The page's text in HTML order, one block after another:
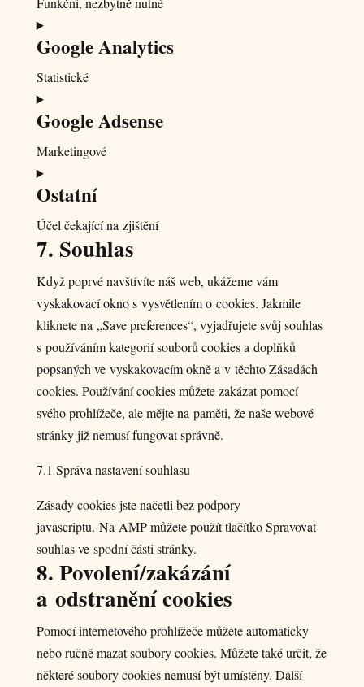
Consent
to
Google Analytics
Statistické
Consent
to
analytics
Google Adsense
Marketingové
Consent
to
service
adsense
Ostatní
Účel čekající na zjištění
Consent
service
ostatní
7. Souhlas
Když poprvé navštívíte náš web, ukážeme vám
vyskakovací okno s vysvětlením o cookies. Jakmile
kliknete na „Save preferences“, vyjadřujete svůj souhlas
s používáním kategorií souborů cookies a doplňků
popsaných ve vyskakovacím okně a v těchto Zásadách
cookies. Používání cookies můžete zakázat pomocí
svého prohlížeče, ale mějte na paměti, že naše webové
stránky již nemusí fungovat správně.
7.1 Správa nastavení souhlasu
Zásady cookies jste načetli bez podpory
javascriptu. Na AMP můžete použít tlačítko Spravovat
souhlas ve spodní části stránky.
8. Povolení/zakázání
a odstranění cookies
Pomocí internetového prohlížeče můžete automaticky
nebo ručně mazat soubory cookies. Můžete také určit, že
některé soubory cookies nemusí být umístěny. Další